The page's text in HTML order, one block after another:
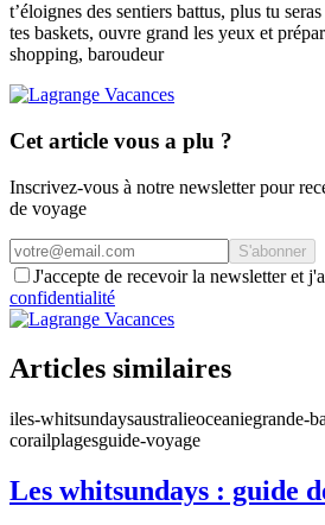
t’éloignes des sentiers battus, plus tu
tes baskets, ouvre grand les yeux et
shopping, baroudeur
Cet article vous a plu ?
Inscrivez-vous à notre newsletter pour
de voyage
S'abonner
J'accepte de recevoir la newsletter et
confidentialité
Articles similaires
iles-whitsundaysaustralieoceaniegrande-
corailplagesguide-voyage
Les whitsundays : guide